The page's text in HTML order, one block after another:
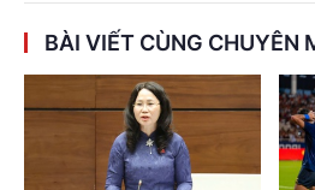
BÀI VIẾT CÙNG CHUYÊN